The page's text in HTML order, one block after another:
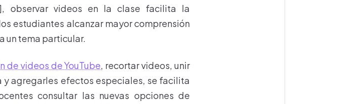
observar videos en la clase facilita la
estudiantes alcanzar mayor comprensión
un tema particular.
de videos de YouTube, recortar videos, unir
agregarles efectos especiales, se facilita
consultar las nuevas opciones de